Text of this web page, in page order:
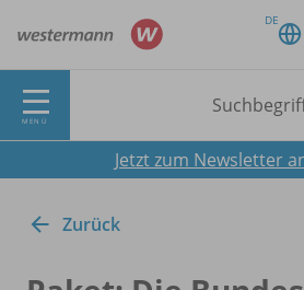
DE
MENÜ
Jetzt zum Newsletter
Zurück